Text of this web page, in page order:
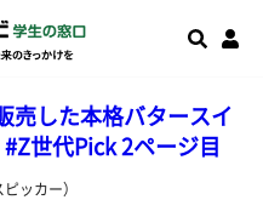
売した本格バタースイ
世代Pick 2ページ目
ッカー）